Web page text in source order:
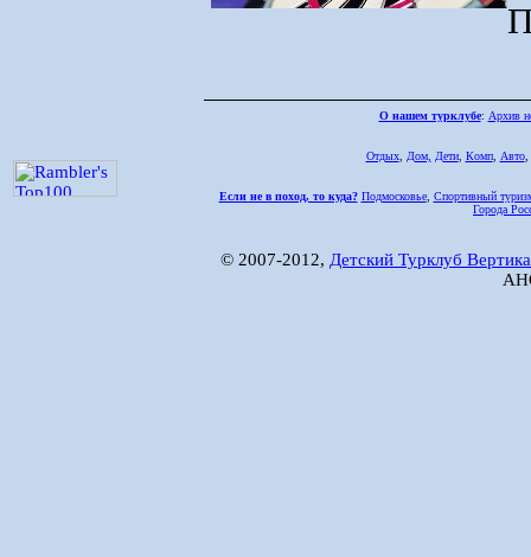
О нашем турклубе: Архив
Отдых, Дом, Дети, Комп, Авто,
Если не в поход, то куда? Подмосковье, Спортивный
Города
© 2007-2012, Детский Турклуб